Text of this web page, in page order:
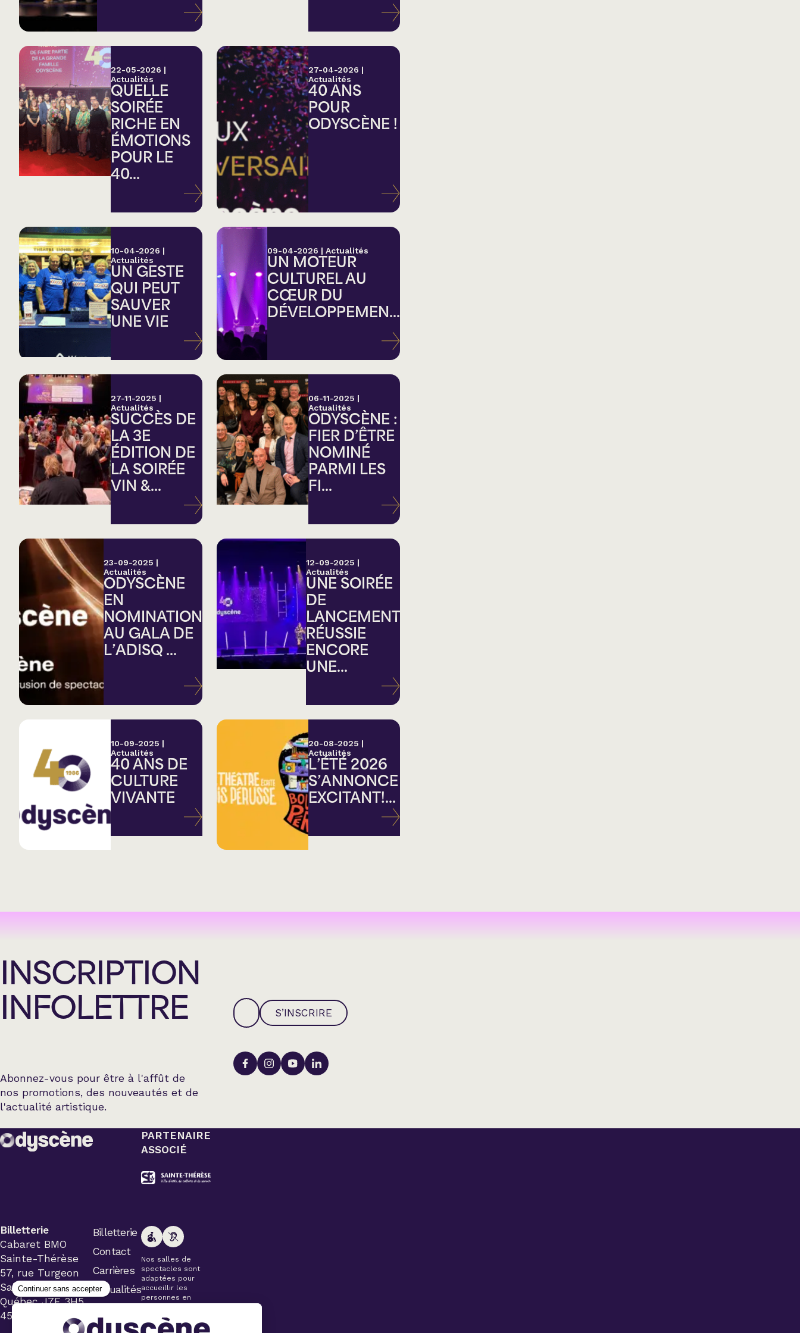
Hommage
Théâtre
Saison estivale
Apéro et perfo
Musique (Blues, folk,
traditionnelle)
Country
Famille
Spectacles en location
22-05-2026 |
Actualités
QUELLE
SOIRÉE
RICHE EN
ÉMOTIONS
POUR LE
40...
27-04-2026 |
Actualités
40 ANS
POUR
ODYSCÈNE !
10-04-2026 |
Actualités
UN GESTE
QUI PEUT
SAUVER
UNE VIE
09-04-2026 | Actualités
UN MOTEUR
CULTUREL AU
CŒUR DU
DÉVELOPPEMEN...
27-11-2025 |
Actualités
SUCCÈS DE
LA 3E
ÉDITION DE
LA SOIRÉE
VIN &...
06-11-2025 |
Actualités
ODYSCÈNE :
FIER D’ÊTRE
NOMINÉ
PARMI LES
FI...
23-09-2025 |
Actualités
ODYSCÈNE
EN
NOMINATION
AU GALA DE
L’ADISQ ...
12-09-2025 |
Actualités
UNE SOIRÉE
DE
LANCEMENT
RÉUSSIE
ENCORE
UNE...
10-09-2025 |
Actualités
40 ANS DE
CULTURE
VIVANTE
20-08-2025 |
Actualités
L’ÉTÉ 2026
S’ANNONCE
EXCITANT!...
INSCRIPTION
INFOLETTRE
Abonnez-vous pour être à l'affût de
nos promotions, des nouveautés et de
l'actualité artistique.
S’INSCRIRE
Billetterie
Cabaret BMO
Sainte-Thérèse
57, rue Turgeon
Sainte-Thérèse
Québec J7E 3H5
450 434-4006
Billetterie
Contact
Carrières
Actualités
PARTENAIRE
ASSOCIÉ
Nos salles de
spectacles sont
adaptées pour
accueillir les
personnes en
Veuillez
simplement aviser